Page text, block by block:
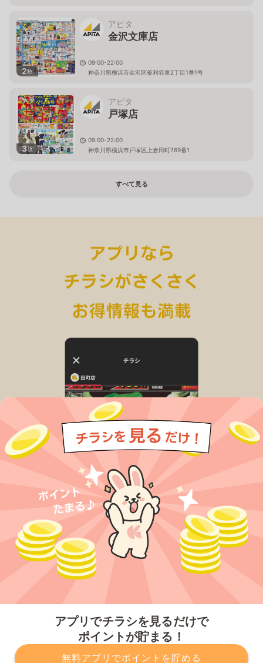
アプリでチラシを見るだけで
ポイントが貯まる！
無料アプリでポイントを貯める
2枚
アピタ
金沢文庫店
09:00-22:00
神奈川県横浜市金沢区釜利谷東2丁目1番1号
3枚
アピタ
戸塚店
09:00-22:00
神奈川県横浜市戸塚区上倉田町769番1
すべて見る